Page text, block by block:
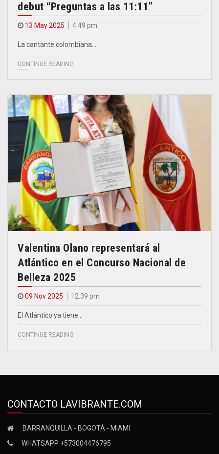
debut “Preguntas a las 11:11”
13 May 2025 4.49 pm
La cantante colombiana…
CONTINUE READING
Valentina Olano representará al
Atlántico en el Concurso Nacional de
Belleza 2025
09 Nov 2025 12.39 pm
El Atlántico ya tiene…
CONTINUE READING
CONTACTO LAVIBRANTE.COM
BARRANQUILLA - BOGOTÁ - MIAMI
WHATSAPP +573004476795